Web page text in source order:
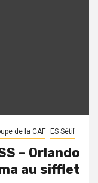
de la CAF ES Sétif
– Orlando
au sifflet